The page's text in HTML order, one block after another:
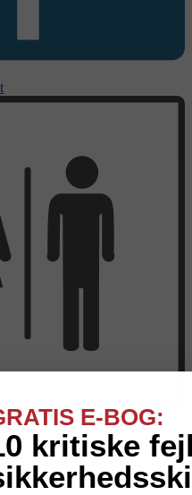
E-BOG:
kritiske